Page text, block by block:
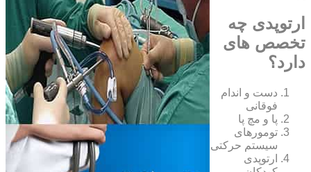
ارتوپدی چه
تخصص های
دارد؟
دست و اندام
فوقانی
پا و مچ پا
تومورهای
سیستم حرکتی
ارتوپدی